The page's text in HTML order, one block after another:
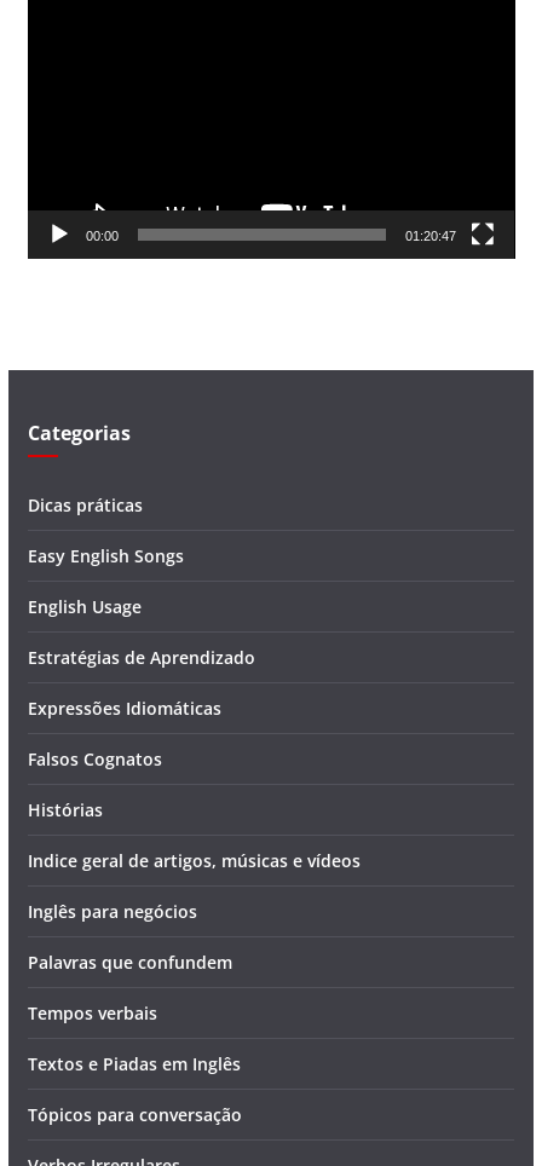
d
00:00 01:20:47
Categorias
Dicas práticas
Easy English Songs
English Usage
Estratégias de Aprendizado
Expressões Idiomáticas
Falsos Cognatos
Histórias
Indice geral de artigos, músicas e vídeos
Inglês para negócios
Palavras que confundem
Tempos verbais
Textos e Piadas em Inglês
Tópicos para conversação